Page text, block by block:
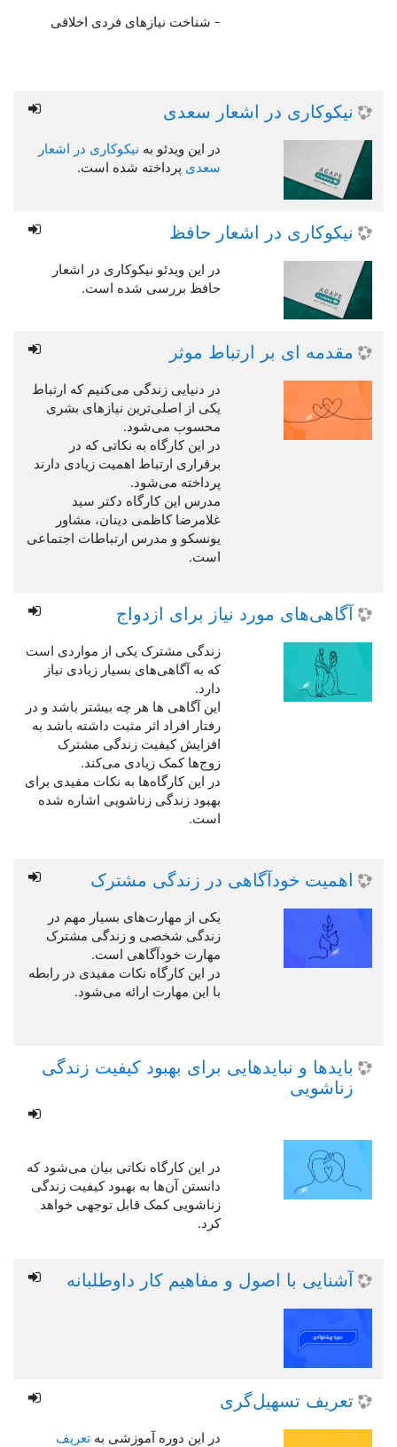
- شناخت نیازهای فردی اخلاقی
نیکوکاری در اشعار سعدی
در این ویدئو به نیکوکاری در اشعار
سعدی پرداخته شده است.
نیکوکاری در اشعار حافظ
در این ویدئو نیکوکاری در اشعار
حافظ بررسی شده است.
مقدمه ای بر ارتباط موثر
در دنیایی زندگی می‌کنیم که ارتباط
یکی از اصلی‌ترین نیازهای بشری
محسوب می‌شود.
در این کارگاه به نکاتی که در
برقراری ارتباط اهمیت زیادی دارند
پرداخته می‌شود.
مدرس این کارگاه دکتر سید
غلامرضا کاظمی دینان، مشاور
یونسکو و مدرس ارتباطات اجتماعی
است.
آگاهی‌های مورد نیاز برای ازدواج
زندگی مشترک یکی از مواردی است
که به آگاهی‌های بسیار زیادی نیاز
دارد.
این آگاهی ‌ها هر چه بیشتر باشد و در
رفتار افراد اثر مثبت داشته باشد به
افزایش کیفیت زندگی مشترک
زوج‌ها کمک زیادی می‌کند.
در این کارگاه‌ها به نکات مفیدی برای
بهبود زندگی زناشویی اشاره شده
است.
اهمیت خودآگاهی در زندگی مشترک
یکی از مهارت‌های بسیار مهم در
زندگی شخصی و زندگی مشترک
مهارت خودآگاهی است.
در این کارگاه نکات مفیدی در رابطه
با این مهارت ارائه می‌شود.
بایدها و نبایدهایی برای بهبود کیفیت زندگی
زناشویی
در این کارگاه نکاتی بیان می‌شود که
دانستن آن‌ها به بهبود کیفیت زندگی
زناشویی کمک قابل توجهی خواهد
کرد.
آشنایی با اصول و مفاهیم کار داوطلبانه
تعریف تسهیل‌گری
در این دوره آموزشی به تعریف